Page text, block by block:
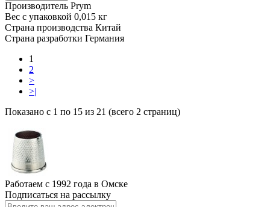
Производитель Prym
Вес с упаковкой 0,015 кг
Страна производства Китай
Страна разработки Германия
1
2
>
>|
Показано с 1 по 15 из 21 (всего 2 страниц)
Работаем с 1992 года в Омске
Подписаться на рассылку